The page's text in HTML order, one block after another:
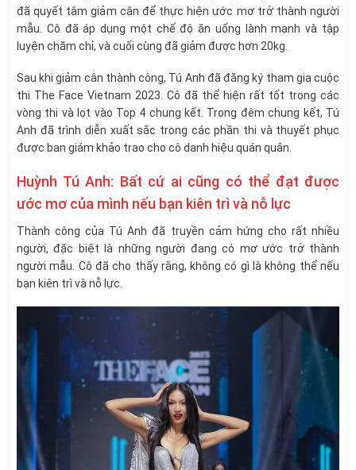
đã quyết tâm giảm cân để thực hiện ước mơ trở thành người
mẫu. Cô đã áp dụng một chế độ ăn uống lành mạnh và tập
luyện chăm chỉ, và cuối cùng đã giảm được hơn 20kg.
Sau khi giảm cân thành công, Tú Anh đã đăng ký tham gia cuộc
thi The Face Vietnam 2023. Cô đã thể hiện rất tốt trong các
vòng thi và lọt vào Top 4 chung kết. Trong đêm chung kết, Tú
Anh đã trình diễn xuất sắc trong các phần thi và thuyết phục
được ban giám khảo trao cho cô danh hiệu quán quân.
Huỳnh Tú Anh: Bất cứ ai cũng có thể đạt được
ước mơ của mình nếu bạn kiên trì và nỗ lực
Thành công của Tú Anh đã truyền cảm hứng cho rất nhiều
người, đặc biệt là những người đang có mơ ước trở thành
người mẫu. Cô đã cho thấy rằng, không có gì là không thể nếu
bạn kiên trì và nỗ lực.